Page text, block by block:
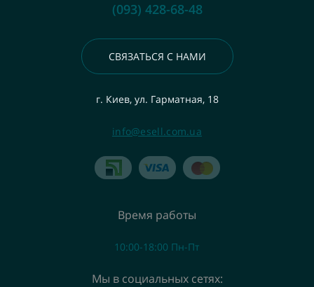
(093) 428-68-48
СВЯЗАТЬСЯ С НАМИ
г. Киев, ул. Гарматная, 18
info@esell.com.ua
Время работы
10:00-18:00 Пн-Пт
Мы в социальных сетях: